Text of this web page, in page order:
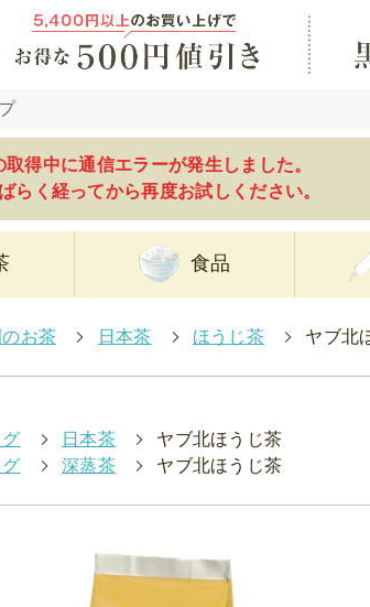
得中に通信エラーが発生しました。
らく経ってから再度お試しください。
食品
お茶 > 日本茶 > ほうじ茶 > ヤブ北
> 日本茶 >
ヤブ北ほうじ茶
> 深蒸茶 > ヤブ北ほうじ茶